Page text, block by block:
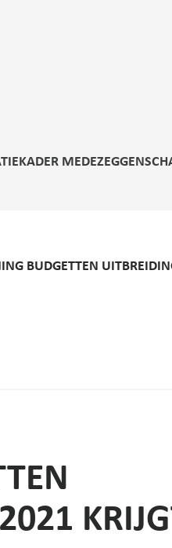
BUDGETTEN